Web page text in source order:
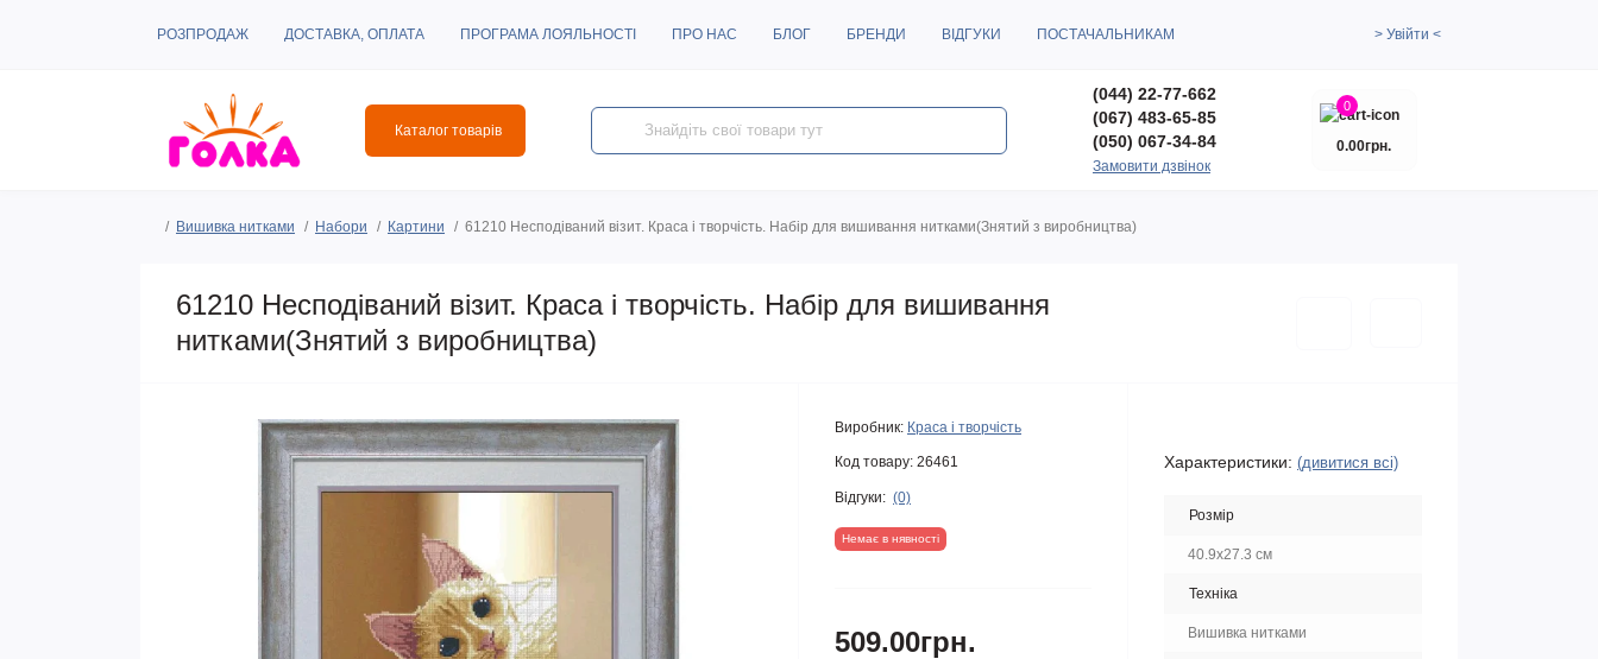
РОЗПРОДАЖ ДОСТАВКА, ОПЛАТА ПРОГРАМА ЛОЯЛЬНОСТІ ПРО НАС БЛОГ БРЕНДИ ВІДГУКИ ПОСТАЧАЛЬНИКАМ > Увійти <
Каталог товарів
(044) 22-77-662
(067) 483-65-85
(050) 067-34-84
Замовити дзвінок
0
0.00грн.
Вишивка нитками Набори Картини 61210 Несподіваний візит. Краса і творчість. Набір для вишивання нитками(Знятий з виробництва)
61210 Несподіваний візит. Краса і творчість. Набір для вишивання
нитками(Знятий з виробництва)
Виробник: Краса і творчість
Код товару: 26461
Відгуки: (0)
Немає в нявності
509.00грн.
Характеристики: (дивитися всі)
Розмір
40.9х27.3 см
Техніка
Вишивка нитками